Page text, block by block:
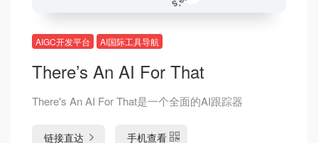
AIGC开发平台 AI国际工具导航
There’s An AI For That
There's An AI For That是一个全面的AI跟踪器
链接直达 手机查看